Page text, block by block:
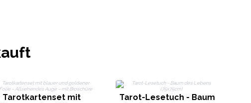
Tarotkartenset mit
Tarot-Lesetuch - Baum